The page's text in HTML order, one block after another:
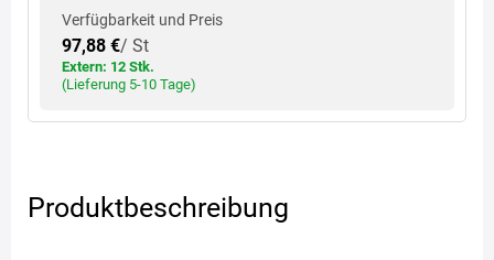
Verfügbarkeit und Preis
97,88 €/ St
Extern: 12 Stk.
(Lieferung 5-10 Tage)
Produktbeschreibung